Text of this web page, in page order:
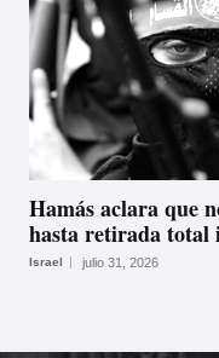
Hamás aclara que
hasta retirada total
Israel julio 31, 2026